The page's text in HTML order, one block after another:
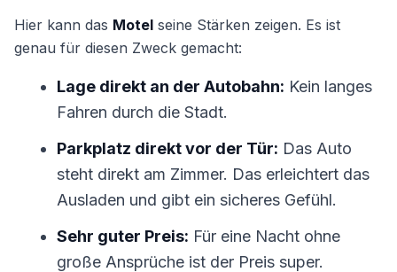
Hier kann das Motel seine Stärken zeigen. Es ist
genau für diesen Zweck gemacht:
Lage direkt an der Autobahn: Kein langes
Fahren durch die Stadt.
Parkplatz direkt vor der Tür: Das Auto
steht direkt am Zimmer. Das erleichtert das
Ausladen und gibt ein sicheres Gefühl.
Sehr guter Preis: Für eine Nacht ohne
große Ansprüche ist der Preis super.